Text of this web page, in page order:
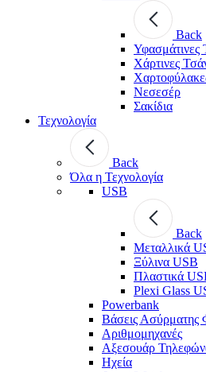
Back
Υφασμάτινες
Χάρτινες
Νεσεσέρ
Σακίδια
Τεχνολογία
Back
Όλα η Τεχνολογία
USB
Back
Μεταλλικά
Ξύλινα USB
Πλαστικά
Plexi Glass
Powerbank
Βάσεις Ασύρματης
Αριθμομηχανές
Αξεσουάρ
Ηχεία